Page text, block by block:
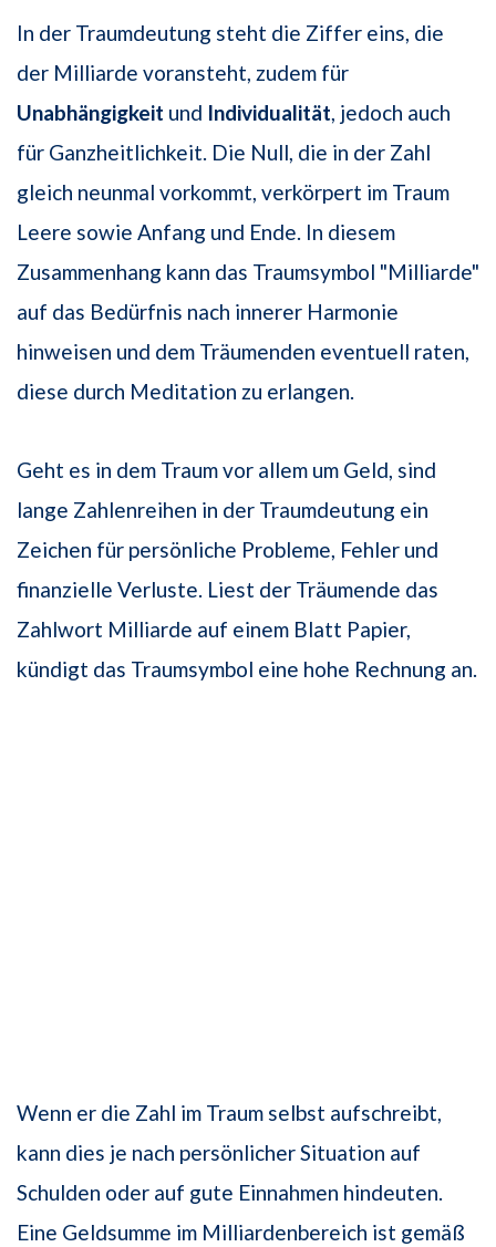
In der Traumdeutung steht die Ziffer eins, die
der Milliarde voransteht, zudem für
Unabhängigkeit und Individualität, jedoch auch
für Ganzheitlichkeit. Die Null, die in der Zahl
gleich neunmal vorkommt, verkörpert im Traum
Leere sowie Anfang und Ende. In diesem
Zusammenhang kann das Traumsymbol "Milliarde"
auf das Bedürfnis nach innerer Harmonie
hinweisen und dem Träumenden eventuell raten,
diese durch Meditation zu erlangen.
Geht es in dem Traum vor allem um Geld, sind
lange Zahlenreihen in der Traumdeutung ein
Zeichen für persönliche Probleme, Fehler und
finanzielle Verluste. Liest der Träumende das
Zahlwort Milliarde auf einem Blatt Papier,
kündigt das Traumsymbol eine hohe Rechnung an.
Wenn er die Zahl im Traum selbst aufschreibt,
kann dies je nach persönlicher Situation auf
Schulden oder auf gute Einnahmen hindeuten.
Eine Geldsumme im Milliardenbereich ist gemäß